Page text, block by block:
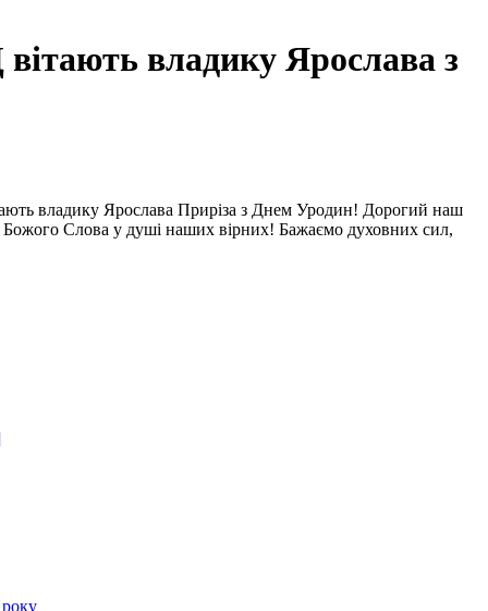
владику Ярослава з
владику Ярослава Приріза з Днем Уродин! Дорогий наш
Божого Слова у душі наших вірних! Бажаємо духовних сил,